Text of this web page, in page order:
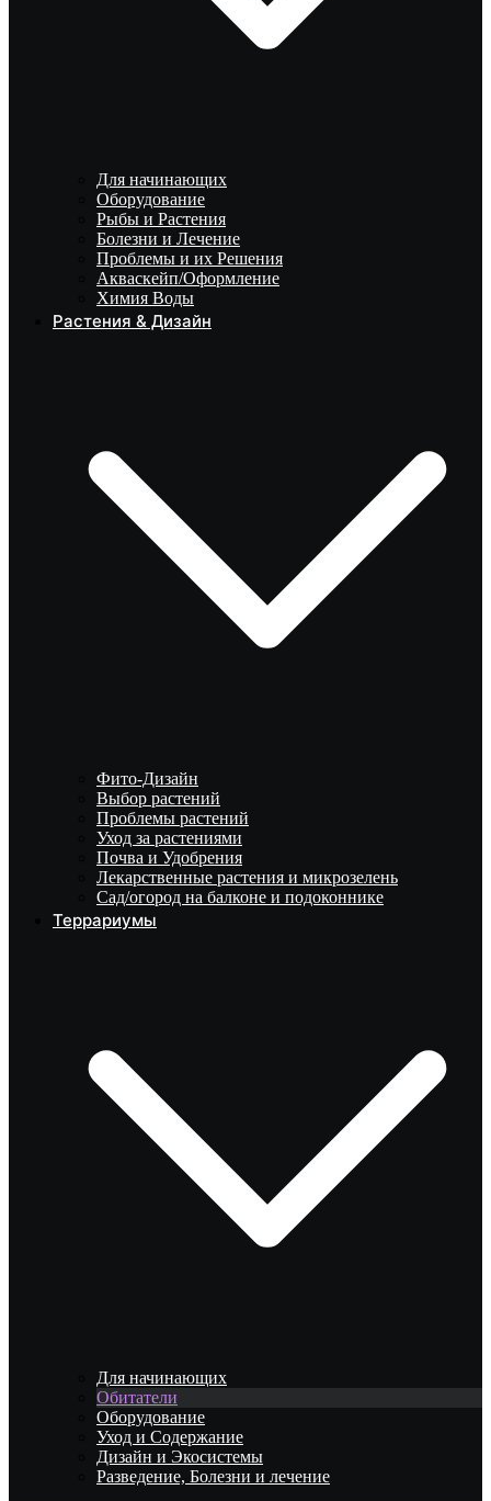
Для начинающих
Оборудование
Рыбы и Растения
Болезни и Лечение
Проблемы и их Решения
Акваскейп/Оформление
Химия Воды
Растения & Дизайн
Фито-Дизайн
Выбор растений
Проблемы растений
Уход за растениями
Почва и Удобрения
Лекарственные растения и микрозелень
Сад/огород на балконе и подоконнике
Террариумы
Для начинающих
Обитатели
Оборудование
Уход и Содержание
Дизайн и Экосистемы
Разведение, Болезни и лечение